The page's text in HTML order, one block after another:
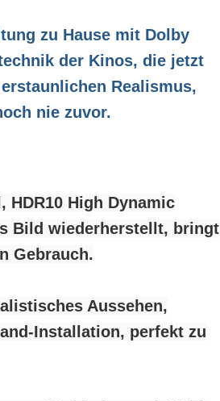
zu Hause mit Dolby
der Kinos, die jetzt
Realismus,
nie zuvor.
HDR10 High Dynamic
Bild wiederherstellt, bringt
Gebrauch.
Aussehen,
Installation, perfekt zu